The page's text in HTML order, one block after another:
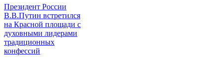
Президент России
В.В.Путин встретился
на Красной площади с
духовными лидерами
традиционных
конфессий